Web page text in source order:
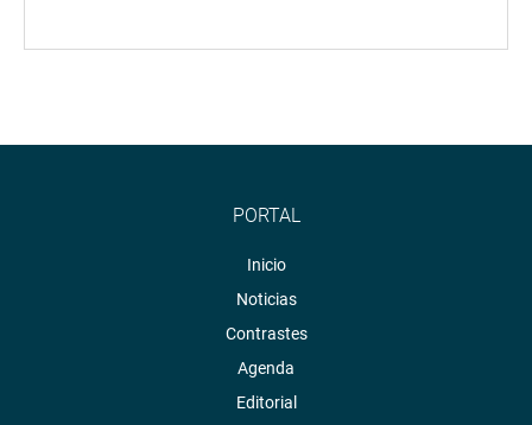
PORTAL
Inicio
Noticias
Contrastes
Agenda
Editorial